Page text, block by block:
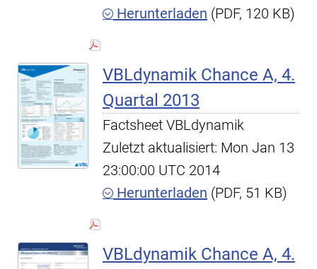
Herunterladen (PDF, 120 KB)
VBLdynamik Chance A, 4.
Quartal 2013
Factsheet VBLdynamik
Zuletzt aktualisiert: Mon Jan 13
23:00:00 UTC 2014
Herunterladen (PDF, 51 KB)
VBLdynamik Chance A, 4.